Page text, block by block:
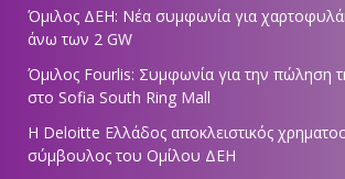
Όμιλος ΔΕΗ: Νέα συμφωνία για
άνω των 2 GW
Όμιλος Fourlis: Συμφωνία για την πώληση
στο Sofia South Ring Mall
Η Deloitte Ελλάδος αποκλειστικός
σύμβουλος του Ομίλου ΔΕΗ